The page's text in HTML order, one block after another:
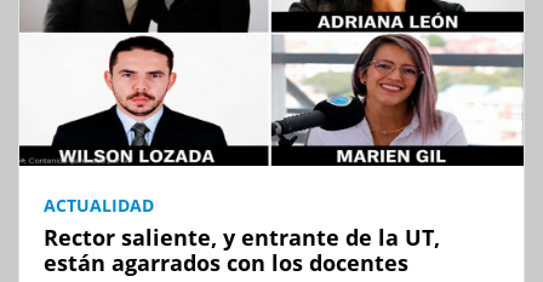
ACTUALIDAD
Rector saliente, y entrante de la UT,
están agarrados con los docentes